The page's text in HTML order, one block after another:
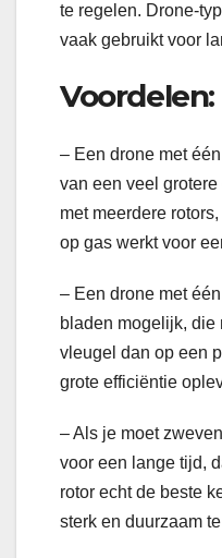
te regelen. Drone-
vaak gebruikt voor
Voordelen:
– Een drone met
van een veel
met meerdere
op gas werkt voor
– Een drone met
bladen mogelijk, die
vleugel dan op een
grote efficiëntie
– Als je moet
voor een lange tijd,
rotor echt de beste
sterk en duurzaam